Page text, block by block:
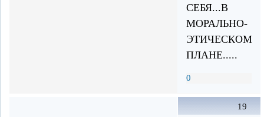
СЕБЯ...В
МОРАЛЬНО-
ЭТИЧЕСКОМ
ПЛАНЕ.....
0
19